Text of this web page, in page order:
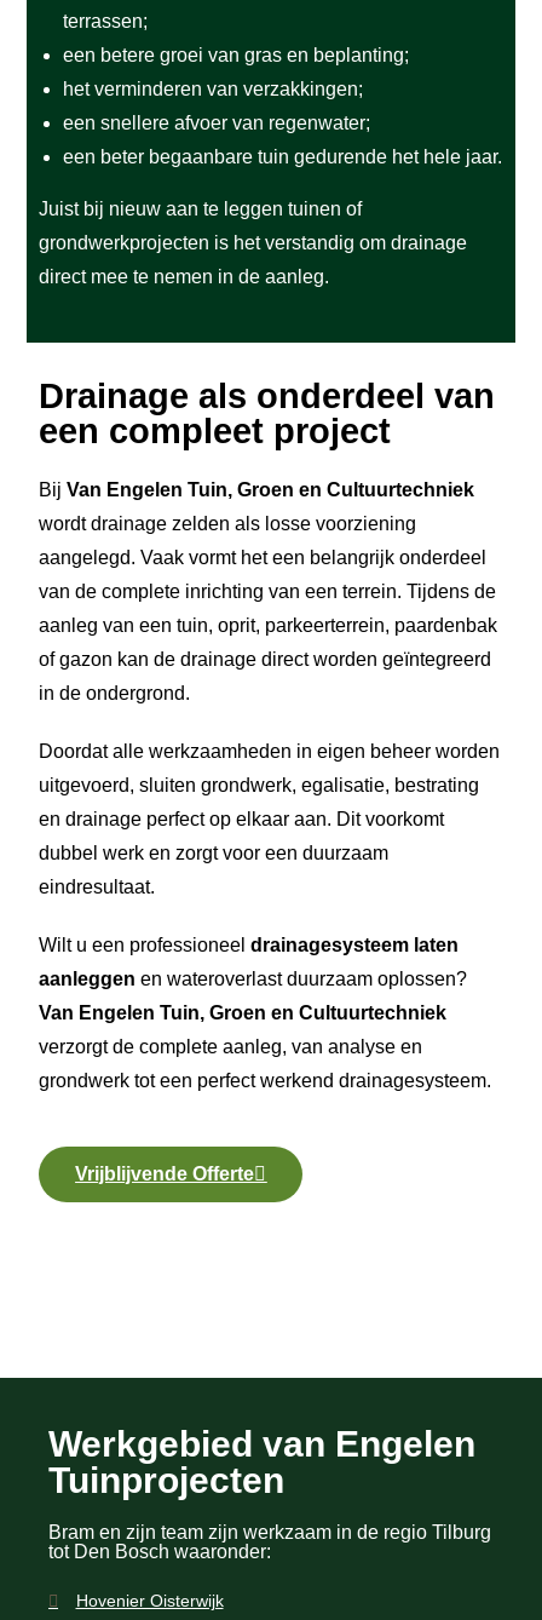
terrassen;
een betere groei van gras en beplanting;
het verminderen van verzakkingen;
een snellere afvoer van regenwater;
een beter begaanbare tuin gedurende het hele jaar.
Juist bij nieuw aan te leggen tuinen of
grondwerkprojecten is het verstandig om drainage
direct mee te nemen in de aanleg.
Drainage als onderdeel van
een compleet project
BijVan Engelen Tuin, Groen en Cultuurtechniek
wordt drainage zelden als losse voorziening
aangelegd. Vaak vormt het een belangrijk onderdeel
van de complete inrichting van een terrein. Tijdens de
aanleg van een tuin, oprit, parkeerterrein, paardenbak
of gazon kan de drainage direct worden geïntegreerd
in de ondergrond.
Doordat alle werkzaamheden in eigen beheer worden
uitgevoerd, sluiten grondwerk, egalisatie, bestrating
en drainage perfect op elkaar aan. Dit voorkomt
dubbel werk en zorgt voor een duurzaam
eindresultaat.
Wilt u een professioneeldrainagesysteem laten
aanleggen en wateroverlast duurzaam oplossen?
Van Engelen Tuin, Groen en Cultuurtechniek
verzorgt de complete aanleg, van analyse en
grondwerk tot een perfect werkend drainagesysteem.
Vrijblijvende Offerte
Werkgebied van Engelen
Tuinprojecten
Bram en zijn team zijn werkzaam in de regio Tilburg
tot Den Bosch waaronder:
Hovenier Oisterwijk